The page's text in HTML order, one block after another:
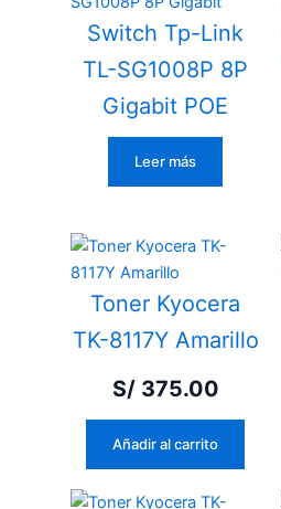
Switch Tp-Link
TL-SG1008P 8P
Gigabit POE
Leer más
Toner Kyocera
TK-8117Y Amarillo
S/375.00
Añadir al carrito